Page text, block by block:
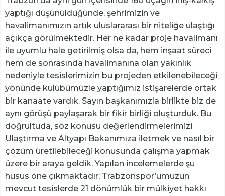
yaptığı düşünüldüğünde, şehrimizin ve
havalimanımızın artık uluslararası bir niteliğe ulaştığı
açıkça görülmektedir. Her ne kadar proje havalimanı
ile uyumlu hale getirilmiş olsa da, hem inşaat süreci
hem de sonrasında havalimanına olan yakınlık
nedeniyle tesislerimizin bu projeden etkilenebileceği
yönünde kulübümüzle yaptığımız istişarelerde ortak
bir kanaate vardık. Sayın başkanımızla birlikte biz de
aynı görüşü paylaşarak bir fikir birliği oluşturduk. Bu
doğrultuda, söz konusu değerlendirmelerimizi
Ulaştırma ve Altyapı Bakanımıza iletmek ve nasıl bir
çözüm üretilebileceği konusunda çalışma yapmak
üzere bir araya geldik. Yapılan incelemelerde şu
husus öne çıkmaktadır; Trabzonspor’umuzun
mevcut tesislerde 21 dönümlük bir mülkiyet hakkı